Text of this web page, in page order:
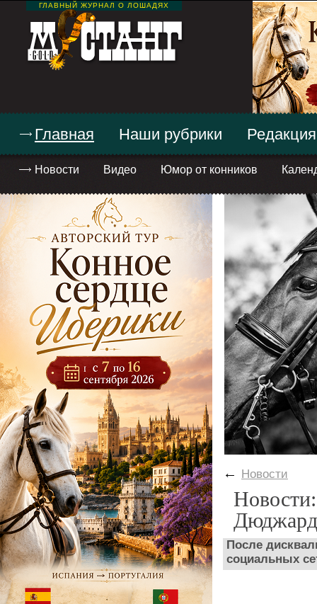
ГЛАВНЫЙ ЖУРНАЛ О ЛОШАДЯХ
Главная
Новости Видео Юмор от конников
Наши рубрики Редакция
← Новости
После
социальных